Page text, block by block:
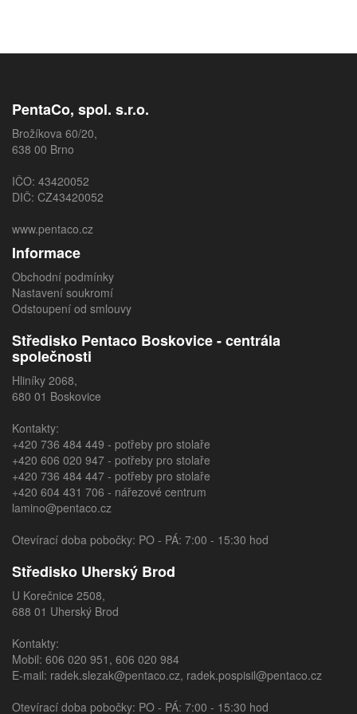
PentaCo, spol. s.r.o.
Brožíkova 60/20,
638 00 Brno
IČO: 43420052
DIČ: CZ43420052
www.pentaco.cz
Informace
Obchodní podmínky
Nastavení soukromí
Odstoupení od smlouvy
Středisko Pentaco Boskovice - centrála
společnosti
Hliníky 2068,
680 01 Boskovice
Kontakty:
+420 736 484 449 - potřeby pro stolaře
+420 606 020 947 - potřeby pro stolaře
+420 736 484 447 - potřeby pro stolaře
+420 604 431 706 - nářezové centrum
lamino@pentaco.cz
Otevírací doba pobočky: PO - PÁ: 7:00 - 15:30 hod
Středisko Uherský Brod
U Korečnice 2508,
688 01 Uherský Brod
Kontakty:
Mobil: 606 020 951 , 606 020 984
E-mail: radek.slezak@pentaco.cz, radek.pospisil@pentaco.cz
Otevírací doba pobočky: PO - PÁ: 7:00 - 15:30 hod